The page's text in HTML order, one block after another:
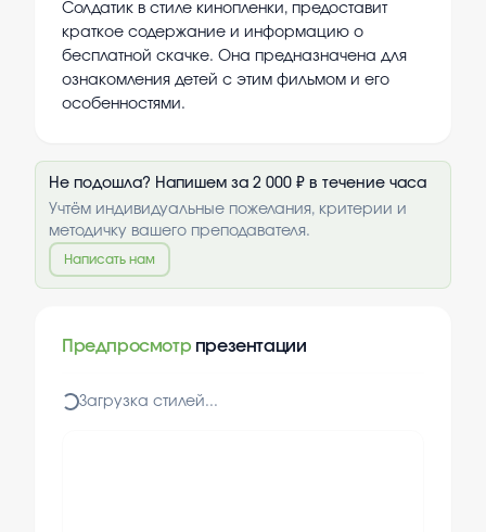
Солдатик в стиле кинопленки, предоставит
краткое содержание и информацию о
бесплатной скачке. Она предназначена для
ознакомления детей с этим фильмом и его
особенностями.
Не подошла? Напишем за 2 000 ₽ в течение часа
Учтём индивидуальные пожелания, критерии и
методичку вашего преподавателя.
Написать нам
Предпросмотр презентации
Загрузка стилей...